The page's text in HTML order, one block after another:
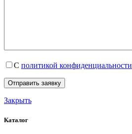
С политикой конфиденциальности
Закрыть
Каталог